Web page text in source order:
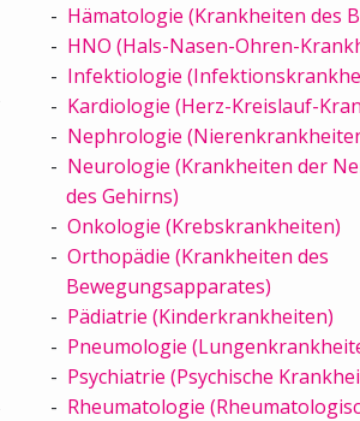
Hämatologie (Krankheiten des
HNO (Hals-Nasen-Ohren-
Infektiologie
Kardiologie (Herz-Kreislauf-
Nephrologie
Neurologie (Krankheiten der
des Gehirns)
Onkologie (Krebskrankheiten)
Orthopädie (Krankheiten des
Bewegungsapparates)
Pädiatrie (Kinderkrankheiten)
Pneumologie
Psychiatrie (Psychische
Rheumatologie